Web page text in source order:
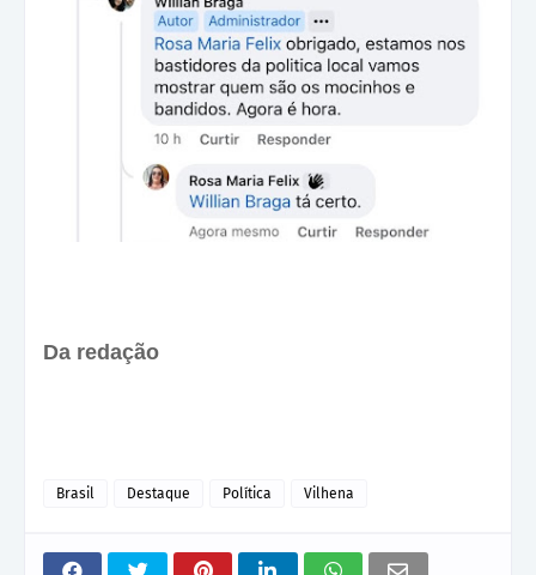
Da redação
Brasil Destaque Política Vilhena